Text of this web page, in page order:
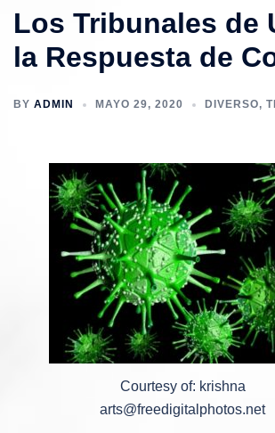
Los Tribunales de
la Respuesta de
BY ADMIN MAYO 29, 2020 DIVERSO,
Courtesy of: krishna
arts@freedigitalphotos.net